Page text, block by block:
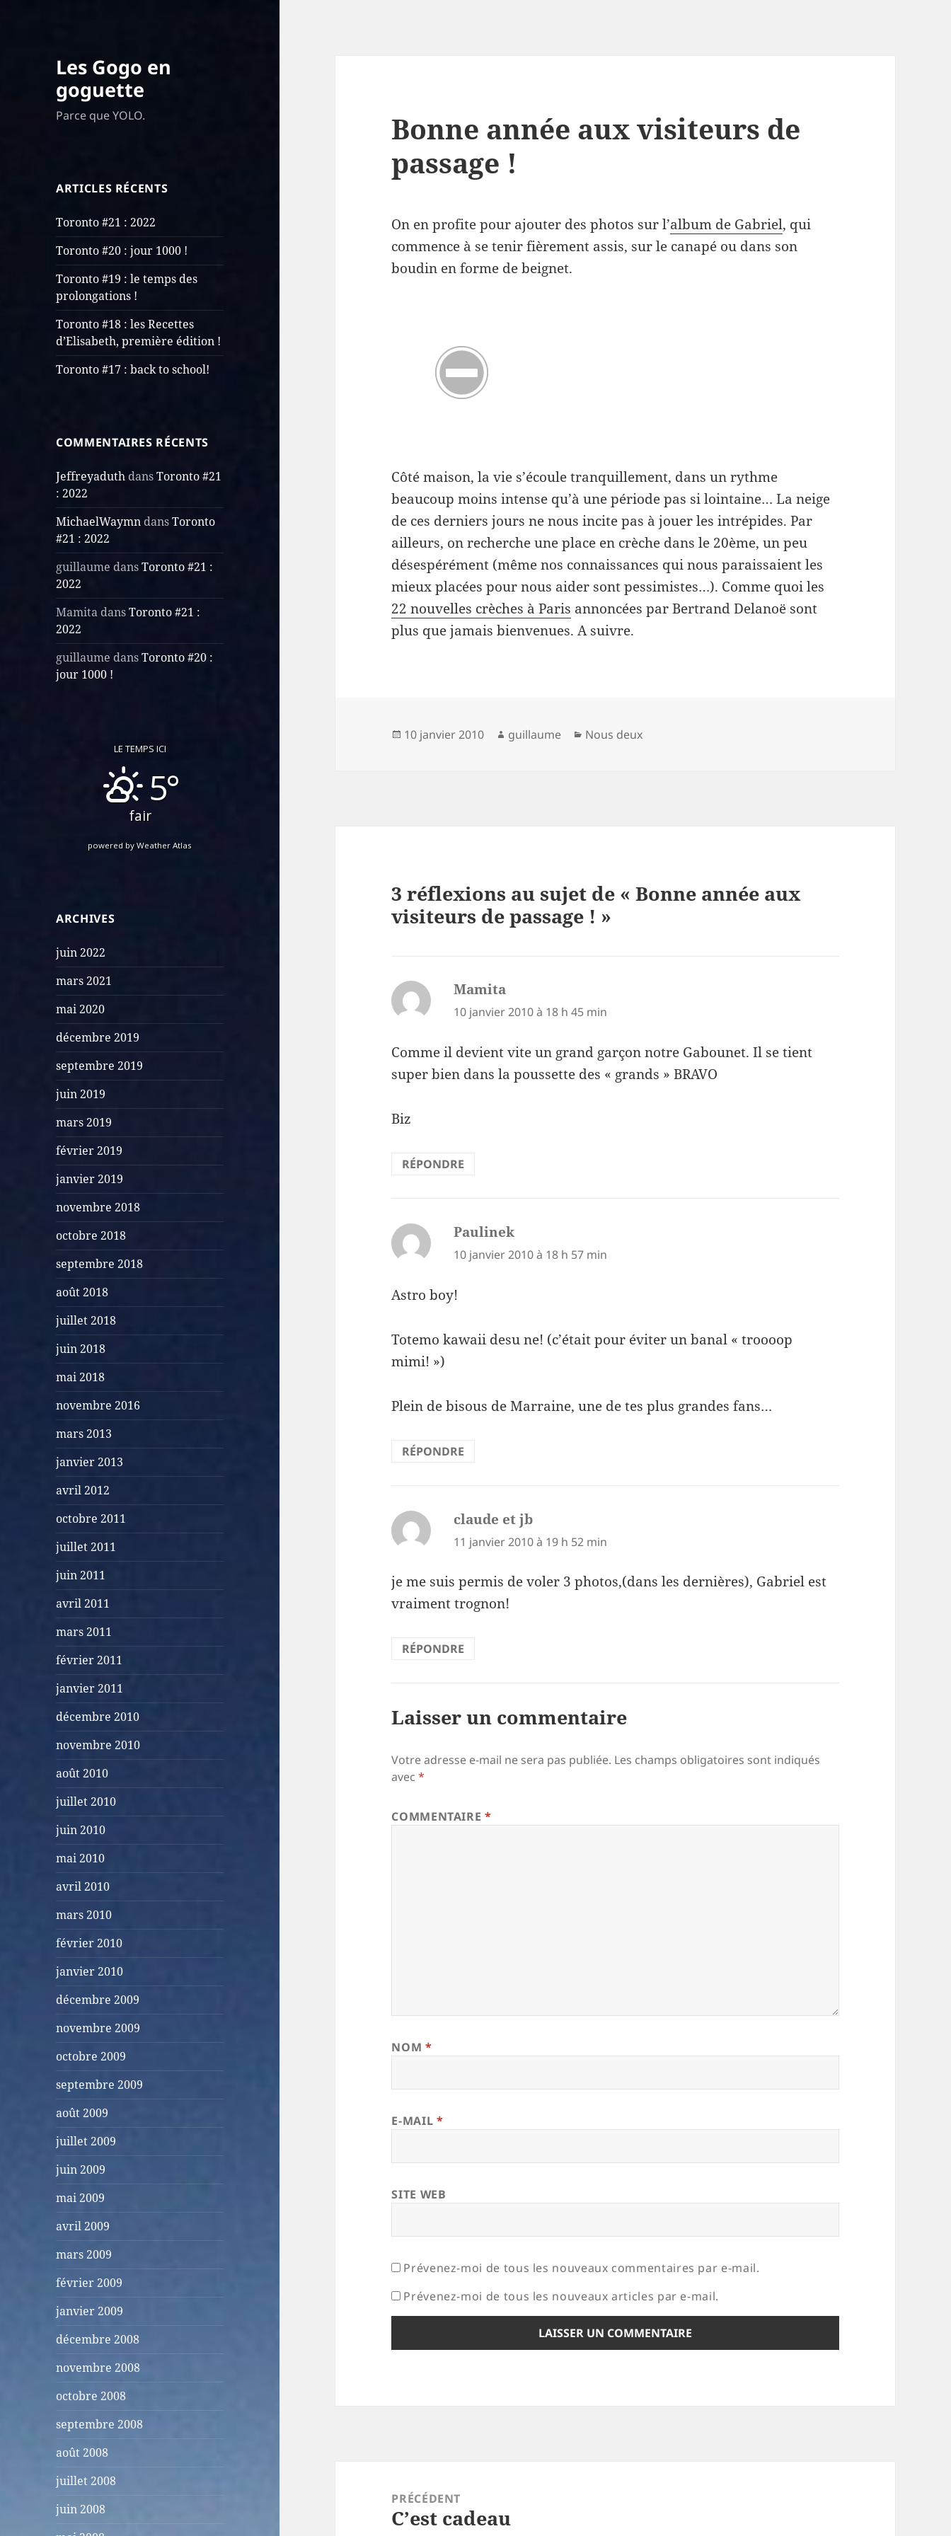
Les Gogo en
goguette
Parce que YOLO.
ARTICLES RÉCENTS
Toronto #21 : 2022
Toronto #20 : jour 1000 !
Toronto #19 : le temps des
prolongations !
Toronto #18 : les Recettes
d’Elisabeth, première édition !
Toronto #17 : back to school!
COMMENTAIRES RÉCENTS
Jeffreyaduth dansToronto #21
: 2022
MichaelWaymn dansToronto
#21 : 2022
guillaume dansToronto #21 :
2022
Mamita dansToronto #21 :
2022
guillaume dansToronto #20 :
jour 1000 !
LE TEMPS ICI
5°
fair
powered byWeather Atlas
ARCHIVES
juin 2022
mars 2021
mai 2020
décembre 2019
septembre 2019
juin 2019
mars 2019
février 2019
janvier 2019
novembre 2018
octobre 2018
septembre 2018
août 2018
juillet 2018
juin 2018
mai 2018
novembre 2016
mars 2013
janvier 2013
avril 2012
octobre 2011
juillet 2011
juin 2011
avril 2011
mars 2011
février 2011
janvier 2011
décembre 2010
novembre 2010
août 2010
juillet 2010
juin 2010
mai 2010
avril 2010
mars 2010
février 2010
janvier 2010
décembre 2009
novembre 2009
octobre 2009
septembre 2009
août 2009
juillet 2009
juin 2009
mai 2009
avril 2009
mars 2009
février 2009
janvier 2009
décembre 2008
novembre 2008
octobre 2008
septembre 2008
août 2008
juillet 2008
juin 2008
Bonne année aux visiteurs de
passage !
On en profite pour ajouter des photos sur l’album de Gabriel, qui
commence à se tenir fièrement assis, sur le canapé ou dans son
boudin en forme de beignet.
Côté maison, la vie s’écoule tranquillement, dans un rythme
beaucoup moins intense qu’à une période pas si lointaine… La neige
de ces derniers jours ne nous incite pas à jouer les intrépides. Par
ailleurs, on recherche une place en crèche dans le 20ème, un peu
désespérément (même nos connaissances qui nous paraissaient les
mieux placées pour nous aider sont pessimistes…). Comme quoi les
22 nouvelles crèches à Paris annoncées par Bertrand Delanoë sont
plus que jamais bienvenues. A suivre.
Publié
10 janvier 2010 Auteur
guillaume Catégories
Nous deux
3 réflexions au sujet de « Bonne année aux
visiteurs de passage ! »
Mamita
10 janvier 2010 à 18 h 45 min
Comme il devient vite un grand garçon notre Gabounet. Il se tient
super bien dans la poussette des « grands » BRAVO
Biz
RÉPONDRE
Paulinek
10 janvier 2010 à 18 h 57 min
Astro boy!
Totemo kawaii desu ne! (c’était pour éviter un banal « troooop
mimi! »)
Plein de bisous de Marraine, une de tes plus grandes fans…
RÉPONDRE
claude et jb
11 janvier 2010 à 19 h 52 min
je me suis permis de voler 3 photos,(dans les dernières), Gabriel est
vraiment trognon!
RÉPONDRE
Laisser un commentaire
Votre adresse e-mail ne sera pas publiée. Les champs obligatoires sont indiqués
avec*
COMMENTAIRE*
NOM *
E-MAIL *
SITE WEB
Prévenez-moi de tous les nouveaux commentaires par e-mail.
Prévenez-moi de tous les nouveaux articles par e-mail.
PRÉCÉDENT
Article
C’est cadeau